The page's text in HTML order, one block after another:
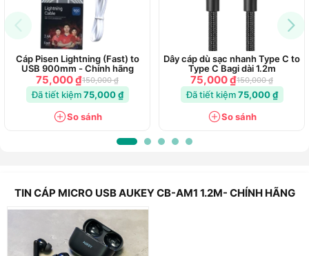
Cáp Pisen Lightning (Fast) to
USB 900mm - Chính hãng
75,000 ₫150,000 ₫
Đã tiết kiệm75,000 ₫
So sánh
Dây cáp dù sạc nhanh Type C to
Type C Bagi dài 1.2m
75,000 ₫150,000 ₫
Đã tiết kiệm75,000 ₫
So sánh
TIN CÁP MICRO USB AUKEY CB-AM1 1.2M- CHÍNH HÃNG